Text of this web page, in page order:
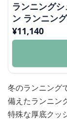
ランニング
ン ランニン
¥11,140
冬のランニング
備えたランニン
特殊な厚底クッ